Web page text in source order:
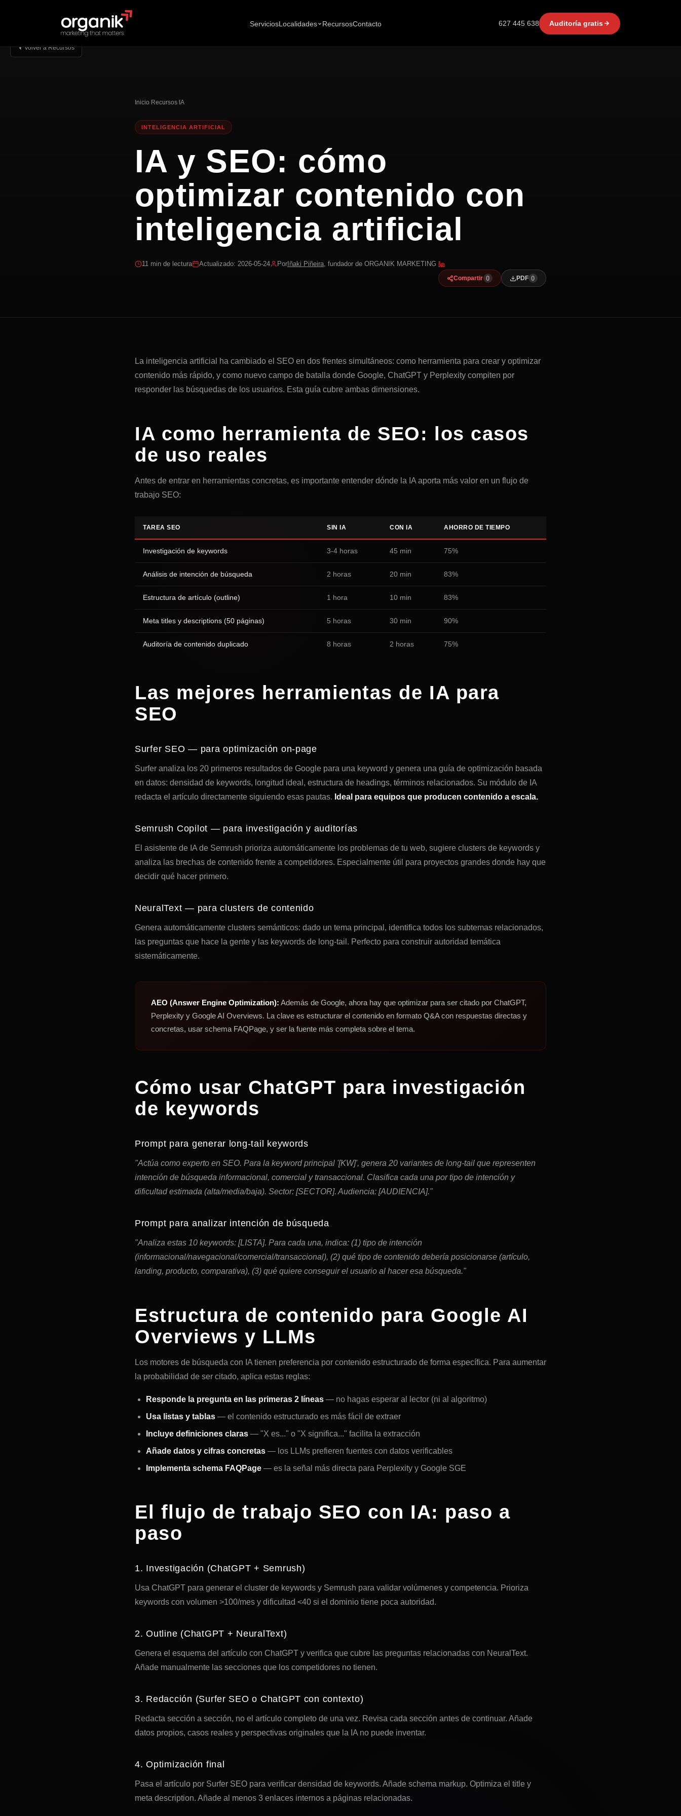
ServiciosLocalidades RecursosContacto 627 445 638 Auditoría gratis
Volver a Recursos
Inicio/Recursos/ IA
INTELIGENCIA ARTIFICIAL
IA y SEO: cómo
optimizar contenido con
inteligencia artificial
11 min de lectura Actualizado: 2026-05-24 Por Iñaki Piñeira, fundador de ORGANIK MARKETING
Compartir 0 PDF 0
La inteligencia artificial ha cambiado el SEO en dos frentes simultáneos: como herramienta para crear y optimizar
contenido más rápido, y como nuevo campo de batalla donde Google, ChatGPT y Perplexity compiten por
responder las búsquedas de los usuarios. Esta guía cubre ambas dimensiones.
IA como herramienta de SEO: los casos
de uso reales
Antes de entrar en herramientas concretas, es importante entender dónde la IA aporta más valor en un flujo de
trabajo SEO:
TAREA SEO SIN IA CON IA AHORRO DE TIEMPO
Investigación de keywords 3-4 horas 45 min 75%
Análisis de intención de búsqueda 2 horas 20 min 83%
Estructura de artículo (outline) 1 hora 10 min 83%
Meta titles y descriptions (50 páginas) 5 horas 30 min 90%
Auditoría de contenido duplicado 8 horas 2 horas 75%
Las mejores herramientas de IA para
SEO
Surfer SEO — para optimización on-page
Surfer analiza los 20 primeros resultados de Google para una keyword y genera una guía de optimización basada
en datos: densidad de keywords, longitud ideal, estructura de headings, términos relacionados. Su módulo de IA
redacta el artículo directamente siguiendo esas pautas. Ideal para equipos que producen contenido a escala.
Semrush Copilot — para investigación y auditorías
El asistente de IA de Semrush prioriza automáticamente los problemas de tu web, sugiere clusters de keywords y
analiza las brechas de contenido frente a competidores. Especialmente útil para proyectos grandes donde hay que
decidir qué hacer primero.
NeuralText — para clusters de contenido
Genera automáticamente clusters semánticos: dado un tema principal, identifica todos los subtemas relacionados,
las preguntas que hace la gente y las keywords de long-tail. Perfecto para construir autoridad temática
sistemáticamente.
AEO (Answer Engine Optimization): Además de Google, ahora hay que optimizar para ser citado por ChatGPT,
Perplexity y Google AI Overviews. La clave es estructurar el contenido en formato Q&A con respuestas directas y
concretas, usar schema FAQPage, y ser la fuente más completa sobre el tema.
Cómo usar ChatGPT para investigación
de keywords
Prompt para generar long-tail keywords
"Actúa como experto en SEO. Para la keyword principal '[KW]', genera 20 variantes de long-tail que representen
intención de búsqueda informacional, comercial y transaccional. Clasifica cada una por tipo de intención y
dificultad estimada (alta/media/baja). Sector: [SECTOR]. Audiencia: [AUDIENCIA]."
Prompt para analizar intención de búsqueda
"Analiza estas 10 keywords: [LISTA]. Para cada una, indica: (1) tipo de intención
(informacional/navegacional/comercial/transaccional), (2) qué tipo de contenido debería posicionarse (artículo,
landing, producto, comparativa), (3) qué quiere conseguir el usuario al hacer esa búsqueda."
Estructura de contenido para Google AI
Overviews y LLMs
Los motores de búsqueda con IA tienen preferencia por contenido estructurado de forma específica. Para aumentar
la probabilidad de ser citado, aplica estas reglas:
Responde la pregunta en las primeras 2 líneas — no hagas esperar al lector (ni al algoritmo)
Usa listas y tablas — el contenido estructurado es más fácil de extraer
Incluye definiciones claras — "X es..." o "X significa..." facilita la extracción
Añade datos y cifras concretas — los LLMs prefieren fuentes con datos verificables
Implementa schema FAQPage — es la señal más directa para Perplexity y Google SGE
El flujo de trabajo SEO con IA: paso a
paso
1. Investigación (ChatGPT + Semrush)
Usa ChatGPT para generar el cluster de keywords y Semrush para validar volúmenes y competencia. Prioriza
keywords con volumen >100/mes y dificultad <40 si el dominio tiene poca autoridad.
2. Outline (ChatGPT + NeuralText)
Genera el esquema del artículo con ChatGPT y verifica que cubre las preguntas relacionadas con NeuralText.
Añade manualmente las secciones que los competidores no tienen.
3. Redacción (Surfer SEO o ChatGPT con contexto)
Redacta sección a sección, no el artículo completo de una vez. Revisa cada sección antes de continuar. Añade
datos propios, casos reales y perspectivas originales que la IA no puede inventar.
4. Optimización final
Pasa el artículo por Surfer SEO para verificar densidad de keywords. Añade schema markup. Optimiza el title y
meta description. Añade al menos 3 enlaces internos a páginas relacionadas.